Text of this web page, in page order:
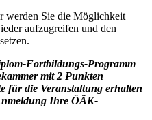
werden Sie die Möglichkeit
aufzugreifen und den
Fortbildungs-Programm
mit 2 Punkten
für die Veranstaltung erhalten
Ihre ÖÄK-